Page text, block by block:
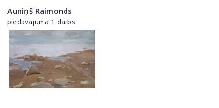
Auniņš Raimonds
piedāvājumā 1 darbs